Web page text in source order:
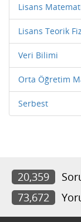
Lisans
Lisans Teorik
Veri Bilimi
Orta Öğretim
Serbest
20,359
73,672